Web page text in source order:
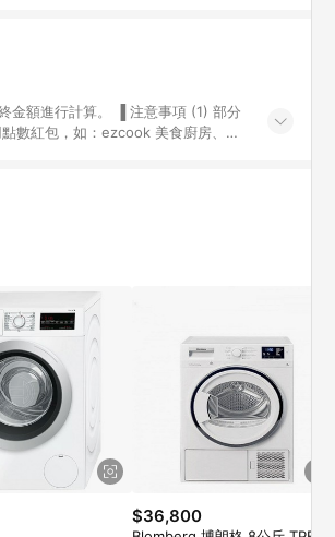
數紅包，如：ezcook 美食廚房、樂
售網頁標示為準。 (6) 導購訂
詳情以樂天市場網站公告為準。
$36,800